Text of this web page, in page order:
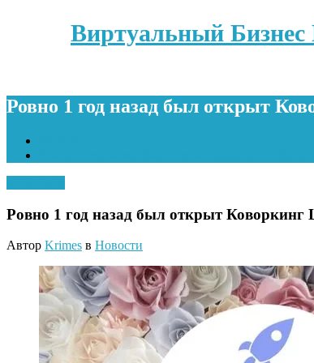
Виртуальный
Ровно 1 год назад был открыт
Ровно 1 год назад был открыт
Автор Krimes в Новости